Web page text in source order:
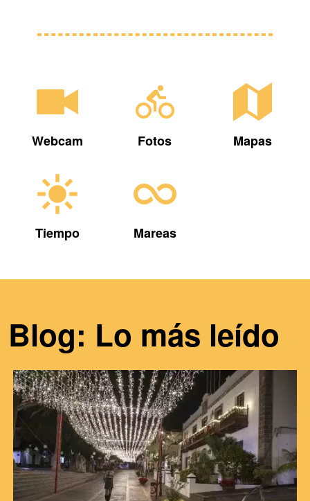
Webcam Fotos Mapas
Tiempo Mareas
Blog: Lo más leído